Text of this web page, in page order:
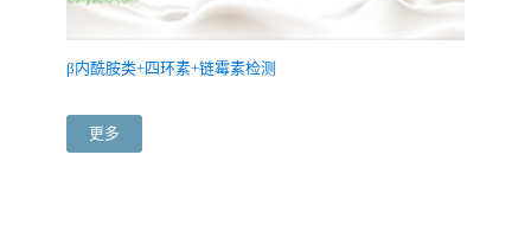
β内酰胺类+四环素+链霉素检测
更多